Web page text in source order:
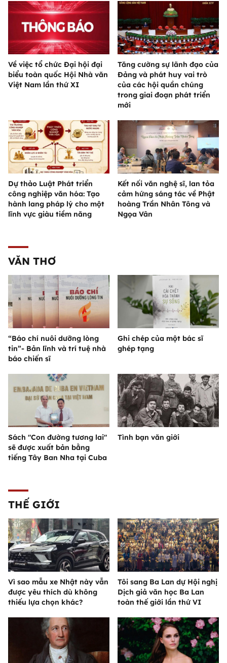
Về việc tổ chức Đại hội đại
biểu toàn quốc Hội Nhà văn
Việt Nam lần thứ XI
Tăng cường sự lãnh đạo của
Đảng và phát huy vai trò
của các hội quần chúng
trong giai đoạn phát triển
mới
Dự thảo Luật Phát triển
công nghiệp văn hóa: Tạo
hành lang pháp lý cho một
lĩnh vực giàu tiềm năng
Kết nối văn nghệ sĩ, lan tỏa
cảm hứng sáng tác về Phật
hoàng Trần Nhân Tông và
Ngọa Vân
VĂN THƠ
“Báo chí nuôi dưỡng lòng
tin”- Bản lĩnh và trí tuệ nhà
báo chiến sĩ
Ghi chép của một bác sĩ
ghép tạng
Sách "Con đường tương lai"
sẽ được xuất bản bằng
tiếng Tây Ban Nha tại Cuba
Tình bạn văn giới
THẾ GIỚI
Vì sao mẫu xe Nhật này vẫn
được yêu thích dù không
thiếu lựa chọn khác?
Tôi sang Ba Lan dự Hội nghị
Dịch giả văn học Ba Lan
toàn thế giới lần thứ VI